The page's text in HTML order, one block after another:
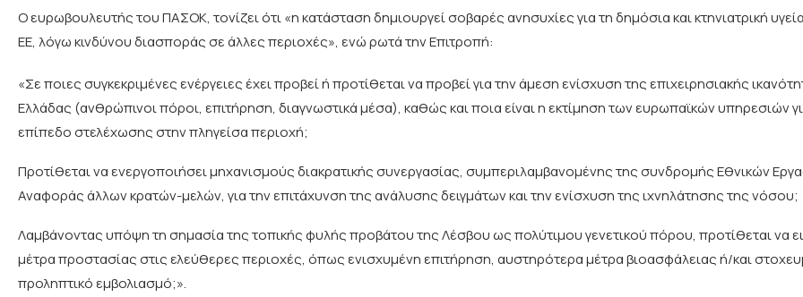
Ο ευρωβουλευτής του ΠΑΣΟΚ, τονίζει ότι «η κατάσταση δημιουργεί σοβαρές ανησυχίες για τη δημόσια και κτηνιατρική
ΕΕ, λόγω κινδύνου διασποράς σε άλλες περιοχές», ενώ ρωτά την Επιτροπή:
«Σε ποιες συγκεκριμένες ενέργειες έχει προβεί ή προτίθεται να προβεί για την άμεση ενίσχυση της επιχειρησιακής
Ελλάδας (ανθρώπινοι πόροι, επιτήρηση, διαγνωστικά μέσα), καθώς και ποια είναι η εκτίμηση των ευρωπαϊκών υπηρεσιών
επίπεδο στελέχωσης στην πληγείσα περιοχή;
Προτίθεται να ενεργοποιήσει μηχανισμούς διακρατικής συνεργασίας, συμπεριλαμβανομένης της συνδρομής Εθνικών
Αναφοράς άλλων κρατών-μελών, για την επιτάχυνση της ανάλυσης δειγμάτων και την ενίσχυση της ιχνηλάτησης της νόσου;
Λαμβάνοντας υπόψη τη σημασία της τοπικής φυλής προβάτου της Λέσβου ως πολύτιμου γενετικού πόρου, προτίθεται να
μέτρα προστασίας στις ελεύθερες περιοχές, όπως ενισχυμένη επιτήρηση, αυστηρότερα μέτρα βιοασφάλειας ή/και
προληπτικό εμβολιασμό;».